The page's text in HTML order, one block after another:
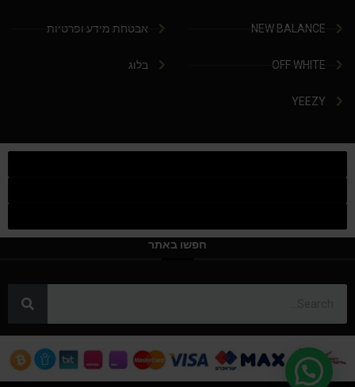
NEW BALANCE
OFF WHITE
YEEZY
אבטחת מידע ופרטיות
בלוג
חפשו באתר